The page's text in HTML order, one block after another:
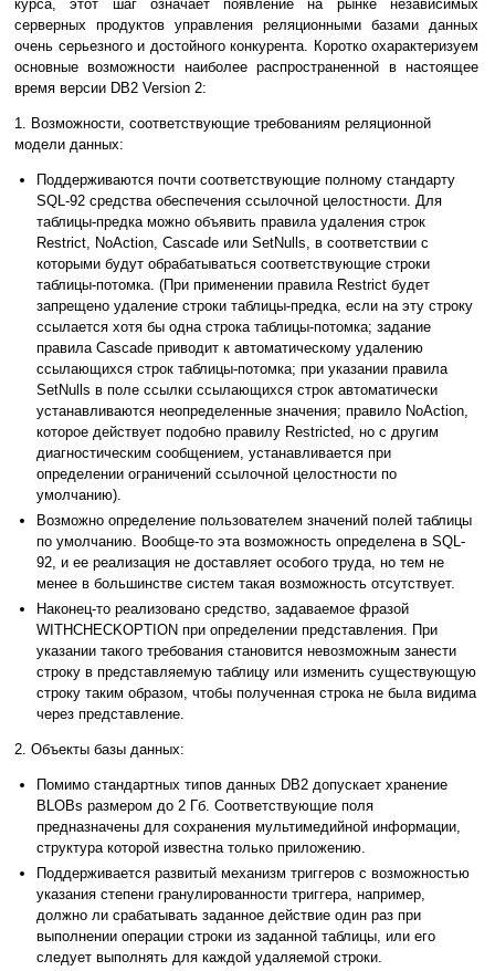
курса, этот шаг означает появление на рынке независимых
серверных продуктов управления реляционными базами данных
очень серьезного и достойного конкурента. Коротко охарактеризуем
основные возможности наиболее распространенной в настоящее
время версии DB2 Version 2:
1. Возможности, соответствующие требованиям реляционной
модели данных:
Поддерживаются почти соответствующие полному стандарту
SQL-92 средства обеспечения ссылочной целостности. Для
таблицы-предка можно объявить правила удаления строк
Restrict, NoAction, Cascade или SetNulls, в соответствии с
которыми будут обрабатываться соответствующие строки
таблицы-потомка. (При применении правила Restrict будет
запрещено удаление строки таблицы-предка, если на эту строку
ссылается хотя бы одна строка таблицы-потомка; задание
правила Cascade приводит к автоматическому удалению
ссылающихся строк таблицы-потомка; при указании правила
SetNulls в поле ссылки ссылающихся строк автоматически
устанавливаются неопределенные значения; правило NoAction,
которое действует подобно правилу Restricted, но с другим
диагностическим сообщением, устанавливается при
определении ограничений ссылочной целостности по
умолчанию).
Возможно определение пользователем значений полей таблицы
по умолчанию. Вообще-то эта возможность определена в SQL-
92, и ее реализация не доставляет особого труда, но тем не
менее в большинстве систем такая возможность отсутствует.
Наконец-то реализовано средство, задаваемое фразой
WITHCHECKOPTION при определении представления. При
указании такого требования становится невозможным занести
строку в представляемую таблицу или изменить существующую
строку таким образом, чтобы полученная строка не была видима
через представление.
2. Объекты базы данных:
Помимо стандартных типов данных DB2 допускает хранение
BLOBs размером до 2 Гб. Соответствующие поля
предназначены для сохранения мультимедийной информации,
структура которой известна только приложению.
Поддерживается развитый механизм триггеров с возможностью
указания степени гранулированности триггера, например,
должно ли срабатывать заданное действие один раз при
выполнении операции строки из заданной таблицы, или его
следует выполнять для каждой удаляемой строки.